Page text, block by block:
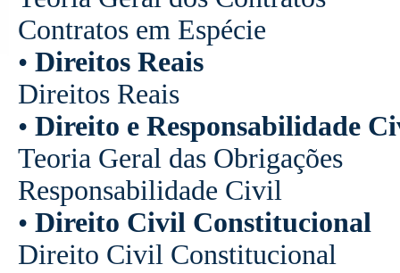
Contratos em Espécie
• Direitos Reais
Direitos Reais
• Direito e Responsabilidade
Teoria Geral das Obrigações
Responsabilidade Civil
• Direito Civil Constitucional
Direito Civil Constitucional